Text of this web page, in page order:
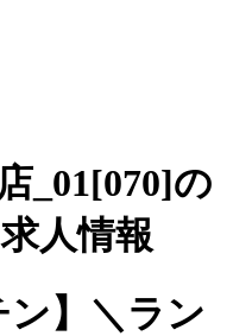
_01[070]の
人情報
ン】＼ラン